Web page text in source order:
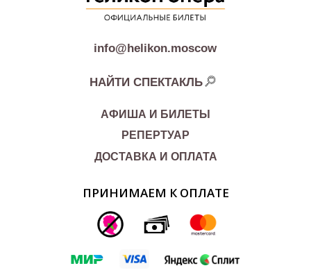
ПРИНИМАЕМ К ОПЛАТЕ
info@helikon.moscow
НАЙТИ СПЕКТАКЛЬ
АФИША И БИЛЕТЫ
РЕПЕРТУАР
ДОСТАВКА И ОПЛАТА